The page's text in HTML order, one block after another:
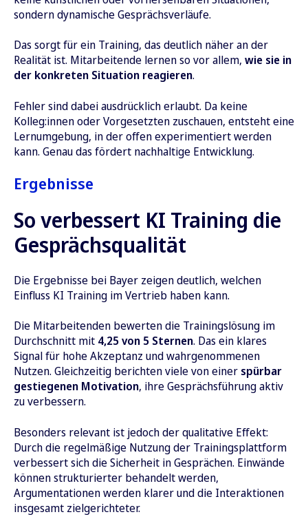
sondern dynamische Gesprächsverläufe.
Das sorgt für ein Training, das deutlich näher an der
Realität ist. Mitarbeitende lernen so vor allem, wie sie in
der konkreten Situation reagieren.
Fehler sind dabei ausdrücklich erlaubt. Da keine
Kolleg:innen oder Vorgesetzten zuschauen, entsteht eine
Lernumgebung, in der offen experimentiert werden
kann. Genau das fördert nachhaltige Entwicklung.
Ergebnisse
So verbessert KI Training die
Gesprächsqualität
Die Ergebnisse bei Bayer zeigen deutlich, welchen
Einfluss KI Training im Vertrieb haben kann.
Die Mitarbeitenden bewerten die Trainingslösung im
Durchschnitt mit 4,25 von 5 Sternen. Das ein klares
Signal für hohe Akzeptanz und wahrgenommenen
Nutzen. Gleichzeitig berichten viele von einer spürbar
gestiegenen Motivation, ihre Gesprächsführung aktiv
zu verbessern.
Besonders relevant ist jedoch der qualitative Effekt:
Durch die regelmäßige Nutzung der Trainingsplattform
verbessert sich die Sicherheit in Gesprächen. Einwände
können strukturierter behandelt werden,
Argumentationen werden klarer und die Interaktionen
insgesamt zielgerichteter.